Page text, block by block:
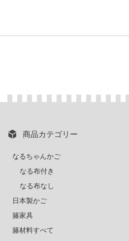
商品カテゴリー
なるちゃんかご
なる布付き
なる布なし
日本製かご
籐家具
籐材料すべて